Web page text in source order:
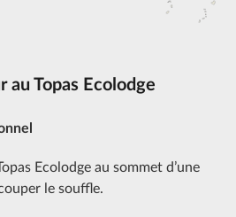
au Topas Ecolodge
Ecolodge au sommet d’une
le souffle.